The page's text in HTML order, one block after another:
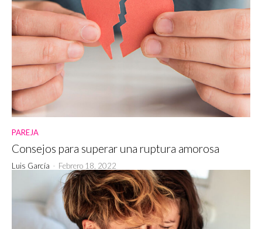
PAREJA
Consejos para superar una ruptura amorosa
Luis García - Febrero 18, 2022